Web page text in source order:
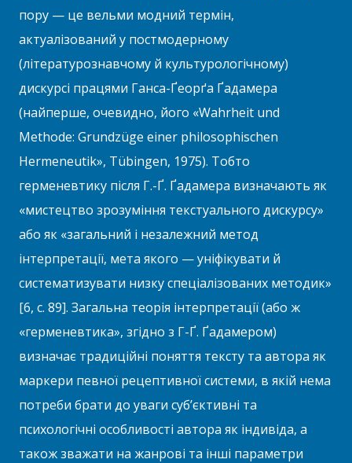
пору — це вельми модний термін,
актуалізований у постмодерному
(літературознавчому й культурологічному)
дискурсі працями Ганса-Ґеорґа Ґадамера
(найперше, очевидно, його «Wahrheit und
Methode: Grundzüge einer philosophischen
Hermeneutik», Tübingen, 1975). Тобто
герменевтику після Г.-Ґ. Ґадамера визначають як
«мистецтво зрозуміння текстуального дискурсу»
або як «загальний і незалежний метод
інтерпретації, мета якого — уніфікувати й
систематизувати низку спеціалізованих методик»
[6, с. 89]. Загальна теорія інтерпретації (або ж
«герменевтика», згідно з Г-Ґ. Ґадамером)
визначає традиційні поняття тексту та автора як
маркери певної рецептивної системи, в якій нема
потреби брати до уваги суб’єктивні та
психологічні особливості автора як індивіда, а
також зважати на жанрові та інші параметри